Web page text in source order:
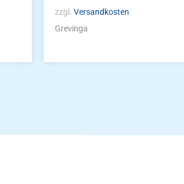
zzgl.Versandkosten
Grevinga